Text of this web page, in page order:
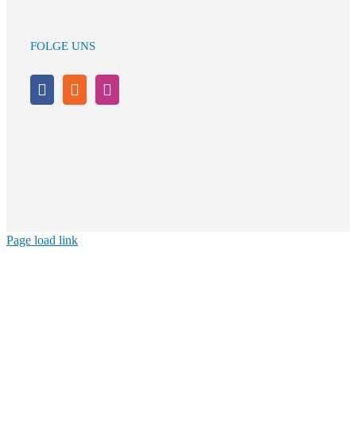
FOLGE UNS
Page load link